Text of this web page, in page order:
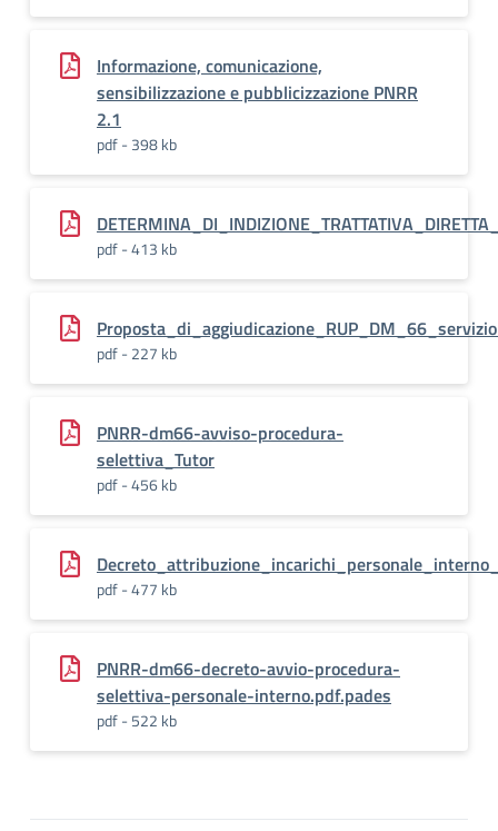
Informazione, comunicazione,
sensibilizzazione e pubblicizzazione PNRR
2.1
pdf - 398 kb
pdf - 413 kb
pdf - 227 kb
PNRR-dm66-avviso-procedura-
selettiva_Tutor
pdf - 456 kb
pdf - 477 kb
PNRR-dm66-decreto-avvio-procedura-
selettiva-personale-interno.pdf.pades
pdf - 522 kb